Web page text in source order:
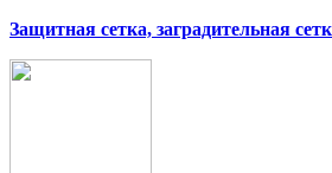
Защитная сетка, заградительная